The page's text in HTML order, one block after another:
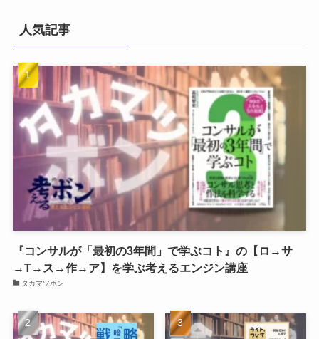
人気記事
『コンサルが「最初の3年間」で学ぶコト』の【ロ→サ
→T→ス→作→ア】を学ぶ考えるエンジン講座
タカマツボン